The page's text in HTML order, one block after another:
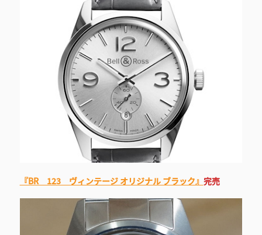
『BR 123 ヴィンテージ オリジナル ブラック』 完売